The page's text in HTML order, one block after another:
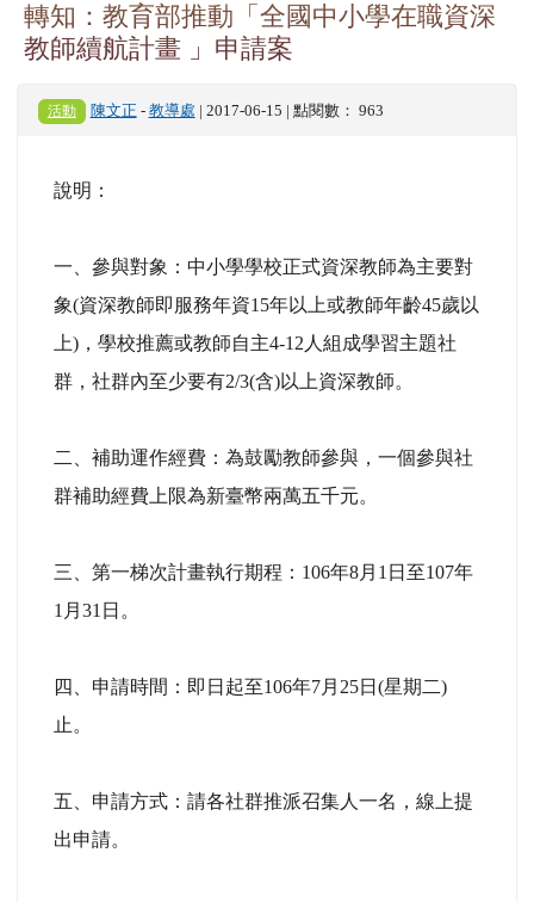
轉知：教育部推動「全國中小學在職資深
教師續航計畫 」申請案
活動 陳文正 - 教導處 | 2017-06-15 | 點閱數： 963
說明：
一、參與對象：中小學學校正式資深教師為主要對
象(資深教師即服務年資15年以上或教師年齡45歲以
上)，學校推薦或教師自主4-12人組成學習主題社
群，社群內至少要有2/3(含)以上資深教師。
二、補助運作經費：為鼓勵教師參與，一個參與社
群補助經費上限為新臺幣兩萬五千元。
三、第一梯次計畫執行期程：106年8月1日至107年
1月31日。
四、申請時間：即日起至106年7月25日(星期二)
止。
五、申請方式：請各社群推派召集人一名，線上提
出申請。